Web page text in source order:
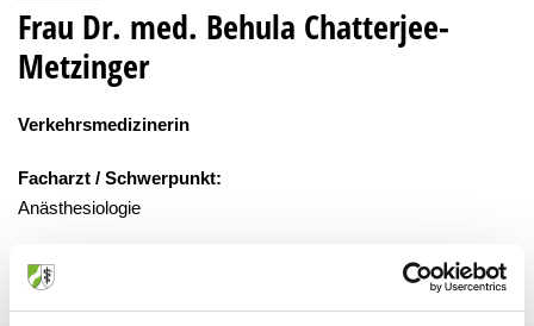
Frau Dr. med. Behula Chatterjee-
Metzinger
Verkehrsmedizinerin
Facharzt / Schwerpunkt:
Anästhesiologie
Zusatz-Weiterbildung:
Psychotherapie